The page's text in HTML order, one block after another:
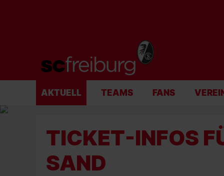
AKTUELL TEAMS FANS VEREIN
TICKET-INFOS
SAND